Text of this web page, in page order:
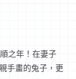
之年！在妻子
手畫的兔子，更